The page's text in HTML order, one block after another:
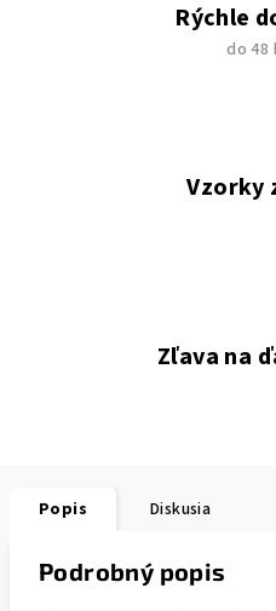
Rýchle
do 48
Vzorky
Zľava na
Popis Diskusia
Podrobný popis